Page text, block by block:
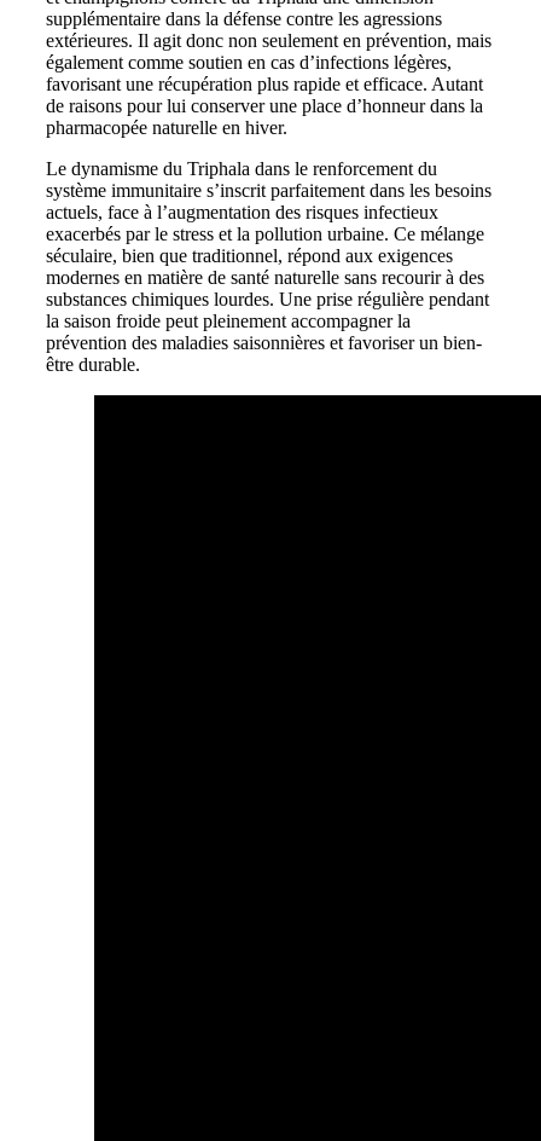
supplémentaire dans la défense contre les agressions
extérieures. Il agit donc non seulement en prévention, mais
également comme soutien en cas d’infections légères,
favorisant une récupération plus rapide et efficace. Autant
de raisons pour lui conserver une place d’honneur dans la
pharmacopée naturelle en hiver.
Le dynamisme du Triphala dans le renforcement du
système immunitaire s’inscrit parfaitement dans les besoins
actuels, face à l’augmentation des risques infectieux
exacerbés par le stress et la pollution urbaine. Ce mélange
séculaire, bien que traditionnel, répond aux exigences
modernes en matière de santé naturelle sans recourir à des
substances chimiques lourdes. Une prise régulière pendant
la saison froide peut pleinement accompagner la
prévention des maladies saisonnières et favoriser un bien-
être durable.